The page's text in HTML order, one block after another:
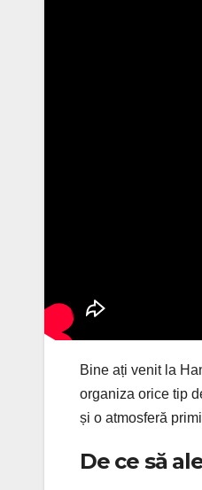
Bine ați venit la
organiza orice tip
și o atmosferă
De ce să